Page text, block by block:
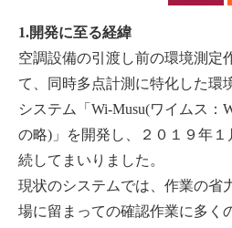
1.開発に至る経緯
空調設備の引渡し前の環境測定
て、同時多点計測に特化した環
システム「Wi-Musu(ワイムス：
の略)」を開発し、２０１９年
続してまいりました。
現状のシステムでは、作業の省
場に留まっての確認作業に多く